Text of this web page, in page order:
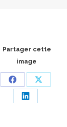
Partager cette
image
Share
on
Share
Share